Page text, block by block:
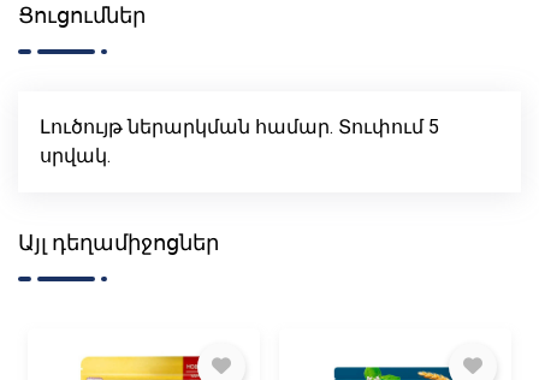
Ցուցումներ
Լուծույթ ներարկման համար. Տուփում 5
սրվակ.
Այլ դեղամիջոցներ